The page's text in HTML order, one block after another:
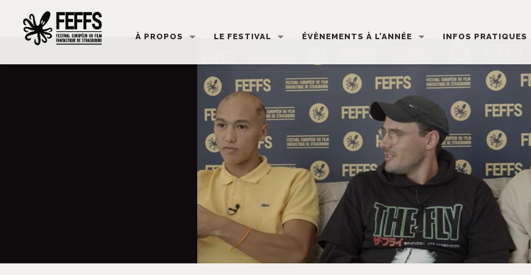
À PROPOS LE FESTIVAL ÉVÈNEMENTS À L’ANNÉE INFOS PRATIQUES